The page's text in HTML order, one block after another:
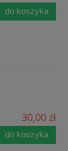
do koszyka
30,00 zł
do koszyka